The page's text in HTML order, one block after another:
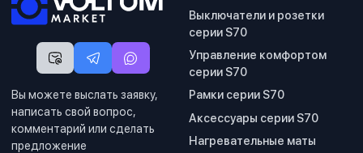
Вы можете выслать заявку,
написать свой вопрос,
комментарий или сделать
предложение
Выключатели и розетки
серии S70
Управление комфортом
серии S70
Рамки серии S70
Аксессуары серии S70
Нагревательные маты